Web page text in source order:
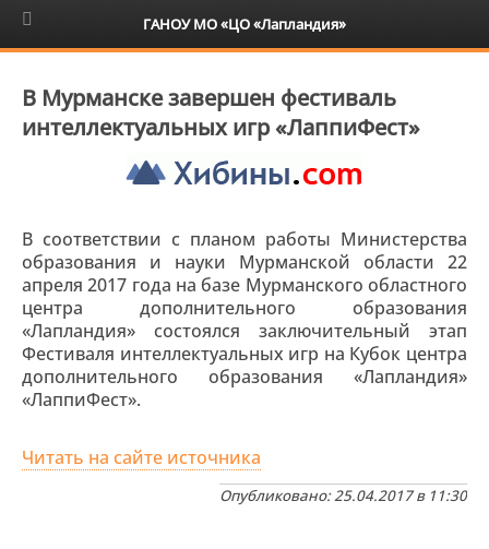
6+
В Мурманске завершен фестиваль
интеллектуальных игр «ЛаппиФест»
В соответствии с планом работы Министерства
образования и науки Мурманской области 22
апреля 2017 года на базе Мурманского областного
центра дополнительного образования
«Лапландия» состоялся заключительный этап
Фестиваля интеллектуальных игр на Кубок центра
дополнительного образования «Лапландия»
«ЛаппиФест».
Читать на сайте источника
Опубликовано: 25.04.2017 в 11:30
ГАНОУ МО «ЦО «Лапландия»